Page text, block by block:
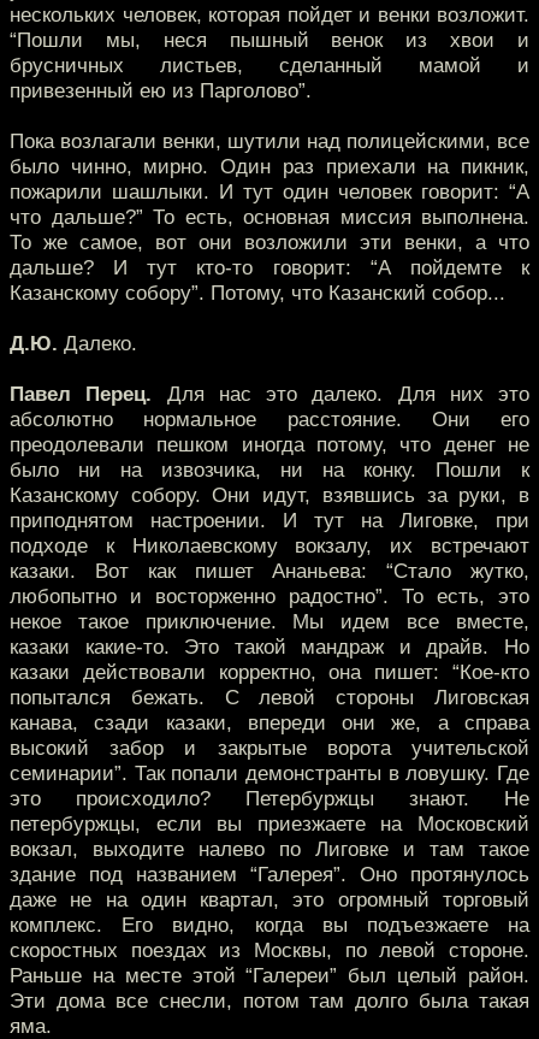
нескольких человек, которая пойдет и венки возложит.
“Пошли мы, неся пышный венок из хвои и
брусничных листьев, сделанный мамой и
привезенный ею из Парголово”.
Пока возлагали венки, шутили над полицейскими, все
было чинно, мирно. Один раз приехали на пикник,
пожарили шашлыки. И тут один человек говорит: “А
что дальше?” То есть, основная миссия выполнена.
То же самое, вот они возложили эти венки, а что
дальше? И тут кто-то говорит: “А пойдемте к
Казанскому собору”. Потому, что Казанский собор...
Д.Ю. Далеко.
Павел Перец. Для нас это далеко. Для них это
абсолютно нормальное расстояние. Они его
преодолевали пешком иногда потому, что денег не
было ни на извозчика, ни на конку. Пошли к
Казанскому собору. Они идут, взявшись за руки, в
приподнятом настроении. И тут на Лиговке, при
подходе к Николаевскому вокзалу, их встречают
казаки. Вот как пишет Ананьева: “Стало жутко,
любопытно и восторженно радостно”. То есть, это
некое такое приключение. Мы идем все вместе,
казаки какие-то. Это такой мандраж и драйв. Но
казаки действовали корректно, она пишет: “Кое-кто
попытался бежать. С левой стороны Лиговская
канава, сзади казаки, впереди они же, а справа
высокий забор и закрытые ворота учительской
семинарии”. Так попали демонстранты в ловушку. Где
это происходило? Петербуржцы знают. Не
петербуржцы, если вы приезжаете на Московский
вокзал, выходите налево по Лиговке и там такое
здание под названием “Галерея”. Оно протянулось
даже не на один квартал, это огромный торговый
комплекс. Его видно, когда вы подъезжаете на
скоростных поездах из Москвы, по левой стороне.
Раньше на месте этой “Галереи” был целый район.
Эти дома все снесли, потом там долго была такая
яма.